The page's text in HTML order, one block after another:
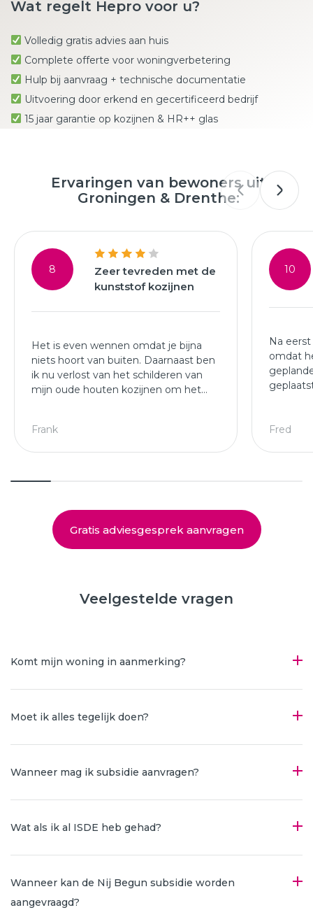
Wat regelt Hepro voor u?
Volledig gratis advies aan huis
Complete offerte voor woningverbetering
Hulp bij aanvraag + technische documentatie
Uitvoering door erkend en gecertificeerd bedrijf
15 jaar garantie op kozijnen & HR++ glas
Ervaringen van bewoners uit
Groningen & Drenthe:
8
Zeer tevreden met de
kunststof kozijnen
Het is even wennen omdat je bijna
niets hoort van buiten. Daarnaast ben
ik nu verlost van het schilderen van
mijn oude houten kozijnen om het
deuren hebben geplaatst.
Frank
10
Na
omdat
Fred
Gratis adviesgesprek aanvragen
Veelgestelde vragen
Komt mijn woning in aanmerking?
Moet ik alles tegelijk doen?
Wanneer mag ik subsidie aanvragen?
Wat als ik al ISDE heb gehad?
Wanneer kan de Nij Begun subsidie worden
aangevraagd?